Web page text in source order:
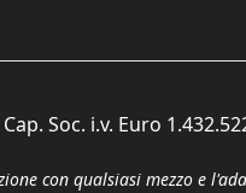
Soc. i.v. Euro
con qualsiasi mezzo e